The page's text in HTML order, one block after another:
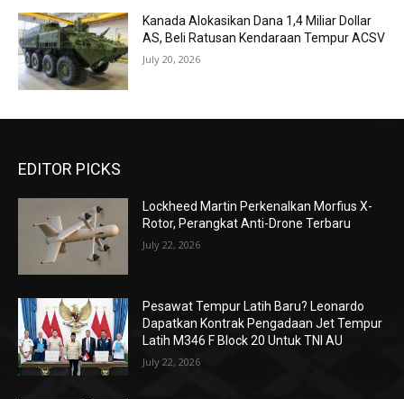
Kanada Alokasikan Dana 1,4 Miliar Dollar
AS, Beli Ratusan Kendaraan Tempur ACSV
July 20, 2026
EDITOR PICKS
Lockheed Martin Perkenalkan Morfius X-
Rotor, Perangkat Anti-Drone Terbaru
July 22, 2026
Pesawat Tempur Latih Baru? Leonardo
Dapatkan Kontrak Pengadaan Jet Tempur
Latih M346 F Block 20 Untuk TNI AU
July 22, 2026